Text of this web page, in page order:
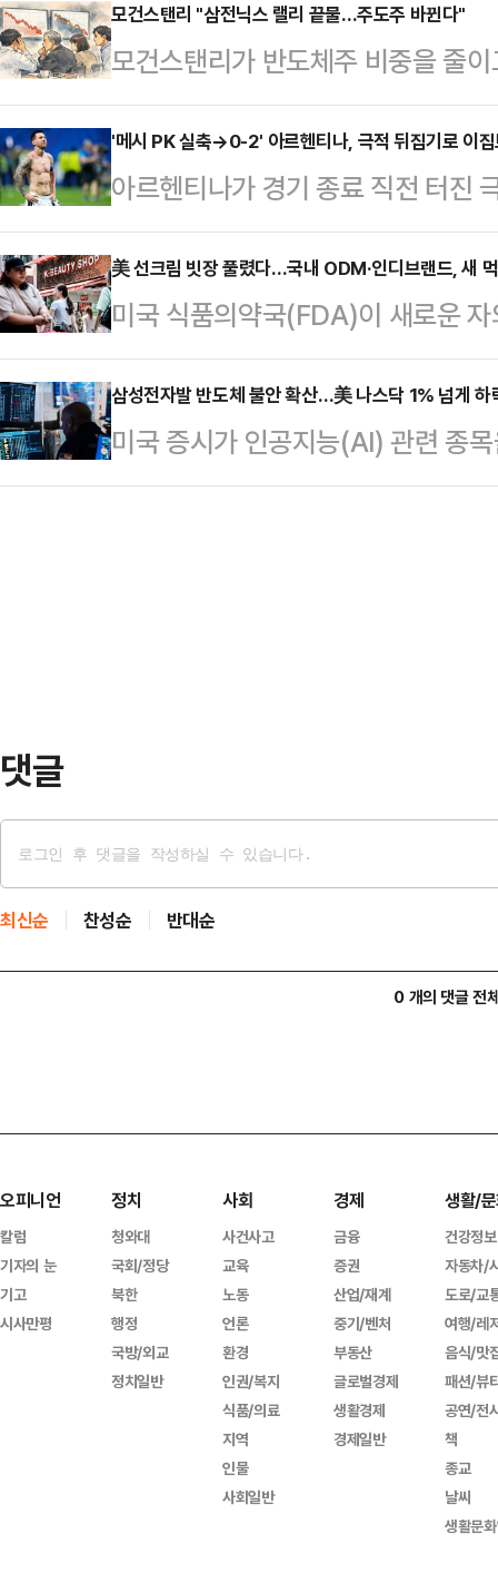
면 미군은 7일(현지시간) 이란 남부
슬람혁명수비대(IRGC) 관련 군사
이번 공격은 전날 호르무즈 해협 인
을 받은 데 따른 보복 조치다.미군
유도무기를 동원해 여러 군사 목표
중부사령부는 "미국…
모건스탠리 "삼전닉스 랠리 끝물…주도주 바뀐다"
모건스탠리가 반도체주 비중을 줄
했다.인공지능(AI) 투자 확대의 최
로는 상승 동력을 상당 부분 소진
르면 모건스탠리는 최근 고객들에
이닉스, 마이크론 등 메모리 반도체
로소프트, 메타플랫폼 등 하이퍼스
다.모건스탠리는 그동안 반도체 업
차 둔화되고 있다는 점을 가장 …
'메시 PK 실축→0-2' 아르헨티나, 극적 뒤집기로 이
아르헨티나가 경기 종료 직전 터진
드컵 8강 진출권을 따냈다.아르헨
랜타 스타디움에서 열린 이집트와
드컵’ 16강전에서 먼저 두 골을 내
3-2 대역전승을 거뒀다.출발은 불
트피스 수비에서 허점을 드러내며
아가 올린 크로스를 야세르 이브라
헨티나의 골망을 …
美 선크림 빗장 풀렸다…국내 ODM·인디브랜드, 새
미국 식품의약국(FDA)이 새로운
뷰티업계가 미국 선케어 시장 확대
의 최대 시장으로 떠오른 미국에서
ODM 업체와 브랜드사의 수혜 가
미국 FDA는 지난달 9일 일반의약
삼성전자발 반도체 불안 확산…美 나스닥 1% 넘게 하
미국 증시가 인공지능(AI) 관련 종
일제히 하락했다. 7일(현지시간)
댓글
최신순 찬성순 반대순
0 개의 댓글 전
오피니언
칼럼
기자의 눈
기고
시사만평
정치
청와대
국회/정당
북한
행정
국방/외교
정치일반
사회
사건사고
교육
노동
언론
환경
인권/복지
식품/의료
지역
인물
사회일반
경제
금융
증권
산업/재계
중기/벤처
부동산
글로벌경제
생활경제
경제일반
생활/
건강정보
자동차/
도로/교
여행/레
음식/맛
패션/뷰
공연/전
책
종교
날씨
생활문